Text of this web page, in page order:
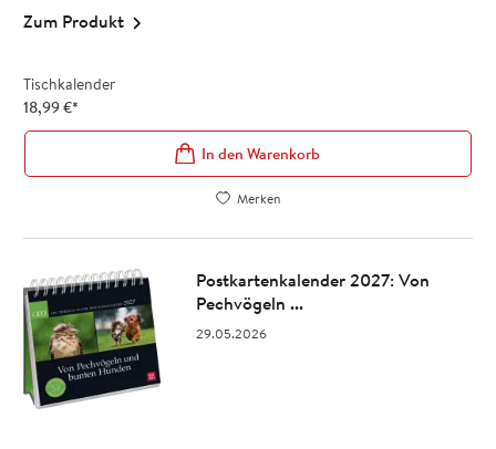
Zum Produkt
Tischkalender
18,99€*
In den Warenkorb
Merken
Postkartenkalender 2027: Von
Pechvögeln ...
29.05.2026